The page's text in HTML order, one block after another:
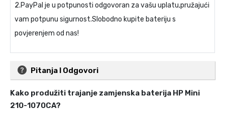
2.PayPal je u potpunosti odgovoran za vašu uplatu,pružajući
vam potpunu sigurnost.Slobodno kupite bateriju s
povjerenjem od nas!
Pitanja I Odgovori
Kako produžiti trajanje zamjenska baterija HP Mini
210-1070CA?